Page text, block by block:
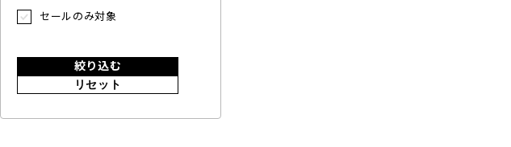
セールのみ対象
絞り込む
リセット